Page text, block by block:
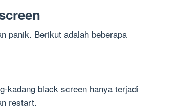
panik. Berikut adalah beberapa
kadang black screen hanya terjadi
restart.